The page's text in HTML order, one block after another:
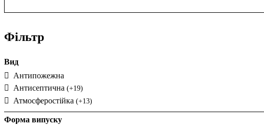
Фільтр
Вид
Антипожежна
Антисептична (+19)
Атмосферостійка (+13)
Форма випуску